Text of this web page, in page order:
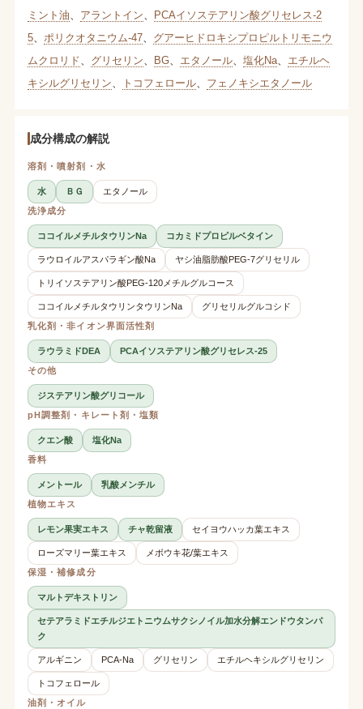
ミント油
アラントイン
PCAイソステアリン酸グリセレス-2
5、 ポリクオタニウム-47、 グアーヒドロキシプロピルトリモニウ
ムクロリド
グリセリン BG、 エタノール、 塩化Na、 エチルヘ
キシルグリセリン
トコフェロール、 フェノキシエタノール
成分構成の解説
溶剤・噴射剤・水
水 ＢＧ
エタノール
洗浄成分
ココイルメチルタウリンNa コカミドプロピルベタイン
ラウロイルアスパラギン酸Na ヤシ油脂肪酸PEG-7グリセリル
トリイソステアリン酸PEG-120メチルグルコース
ココイルメチルタウリンタウリンNa
グリセリルグルコシド
乳化剤・非イオン界面活性剤
ラウラミドDEA
PCAイソステアリン酸グリセレス-25
その他
ジステアリン酸グリコール
pH調整剤・キレート剤・塩類
クエン酸
塩化Na
香料
メントール
乳酸メンチル
植物エキス
レモン果実エキス チャ乾留液 セイヨウハッカ葉エキス
ローズマリー葉エキス
メボウキ花/葉エキス
保湿・補修成分
マルトデキストリン
セテアラミドエチルジエトニウムサクシノイル加水分解エンドウタンパ
ク
アルギニン PCA-Na グリセリン エチルヘキシルグリセリン
トコフェロール
油剤・オイル